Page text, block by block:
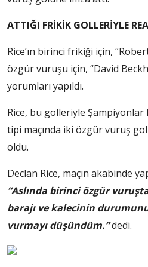
ATTIĞI FRİKİK GOLLERİYLE
Rice’ın birinci frikiği için,
özgür vuruşu için, “David
yorumları yapıldı.
Rice, bu golleriyle
tipi maçında iki özgür vuruş
oldu.
Declan Rice, maçın akabinde
“Aslında birinci özgür
barajı ve kalecinin
vurmayı düşündüm.”dedi.